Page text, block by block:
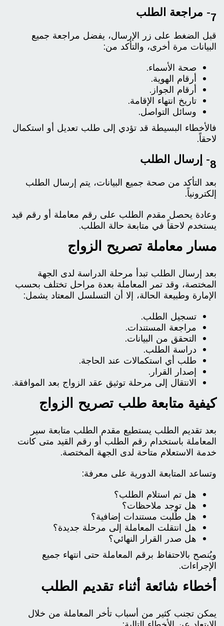
7- مراجعة الطلب
قبل الضغط على زر الإرسال، يفضل مراجعة جميع
البيانات مرة أخرى، والتأكد من:
صحة الأسماء.
أرقام الهوية.
أرقام الجواز.
تاريخ انتهاء الإقامة.
وسائل التواصل.
فالأخطاء البسيطة قد تؤدي إلى طلب تعديل أو استكمال
لاحقاً.
8- إرسال الطلب
بعد التأكد من صحة جميع البيانات، يتم إرسال الطلب
إلكترونياً.
وعادة يحصل مقدم الطلب على رقم معاملة أو رقم قيد
يستخدم لاحقاً في متابعة حالة الطلب.
مسار معاملة تصريح الزواج
بعد إرسال الطلب تبدأ مرحلة الدراسة لدى الجهة
المختصة، وقد تمر المعاملة بعدة مراحل تختلف بحسب
الإمارة وطبيعة الحالة، إلا أن التسلسل المعتاد يشمل:
تسجيل الطلب.
مراجعة المستندات.
التحقق من البيانات.
دراسة الطلب.
طلب أي استكمالات عند الحاجة.
إصدار القرار.
الانتقال إلى مرحلة توثيق عقد الزواج بعد الموافقة.
كيفية متابعة طلب تصريح الزواج
بعد تقديم الطلب يستطيع مقدم الطلب متابعة سير
المعاملة باستخدام رقم الطلب أو رقم القيد متى كانت
خدمة الاستعلام متاحة لدى الجهة المختصة.
وتساعد المتابعة الدورية على معرفة:
هل تم استلام الطلب؟
هل توجد ملاحظات؟
هل طُلبت مستندات إضافية؟
هل انتقلت المعاملة إلى مرحلة جديدة؟
هل صدر القرار النهائي؟
ويُنصح بالاحتفاظ برقم المعاملة حتى انتهاء جميع
الإجراءات.
أخطاء شائعة أثناء تقديم الطلب
يمكن تجنب كثير من أسباب تأخر المعاملة من خلال